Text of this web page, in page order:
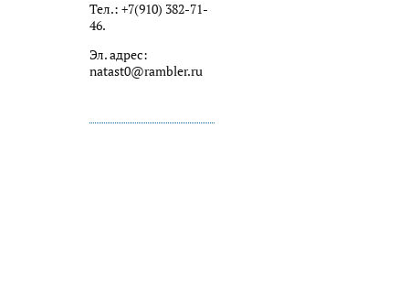
Тел.: +7(910) 382-71-
46.
Эл. адрес:
natast0@rambler.ru